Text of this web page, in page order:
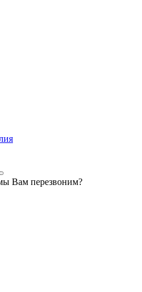
Вам перезвоним?